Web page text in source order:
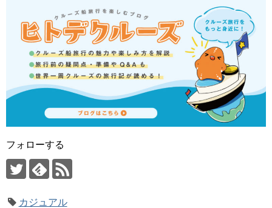
フォローする
カジュアル